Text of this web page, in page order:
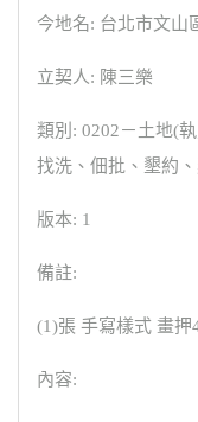
今地名: 台北市文山
立契人: 陳三樂
類別: 0202－土地(
找洗、佃批、墾約
版本: 1
備註:
(1)張 手寫樣式 畫押
內容: